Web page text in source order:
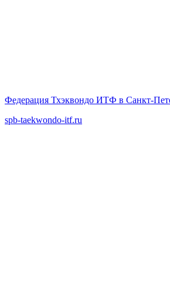
Федерация Тхэквондо ИТФ в Санкт-
spb-taekwondo-itf.ru